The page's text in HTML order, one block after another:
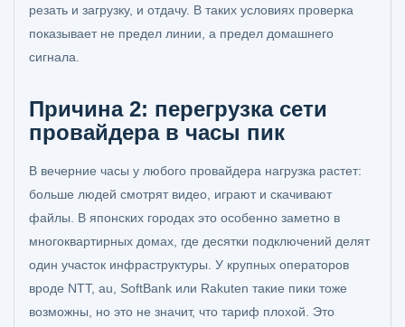
резать и загрузку, и отдачу. В таких условиях проверка
показывает не предел линии, а предел домашнего
сигнала.
Причина 2: перегрузка сети
провайдера в часы пик
В вечерние часы у любого провайдера нагрузка растет:
больше людей смотрят видео, играют и скачивают
файлы. В японских городах это особенно заметно в
многоквартирных домах, где десятки подключений делят
один участок инфраструктуры. У крупных операторов
вроде NTT, au, SoftBank или Rakuten такие пики тоже
возможны, но это не значит, что тариф плохой. Это